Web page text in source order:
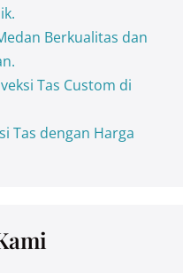
Berkualitas dan
Tas Custom di
Tas dengan Harga